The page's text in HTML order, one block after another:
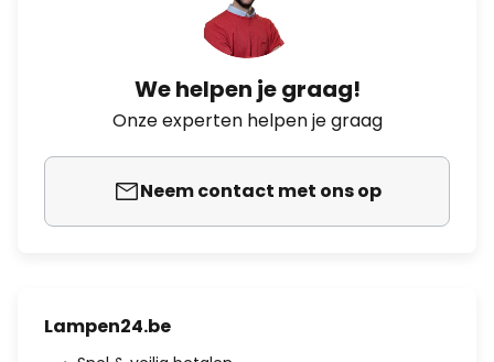
We helpen je graag!
Onze experten helpen je graag
Neem contact met ons op
Lampen24.be